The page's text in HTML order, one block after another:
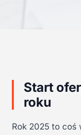
Start
roku
Rok 2025 to coś